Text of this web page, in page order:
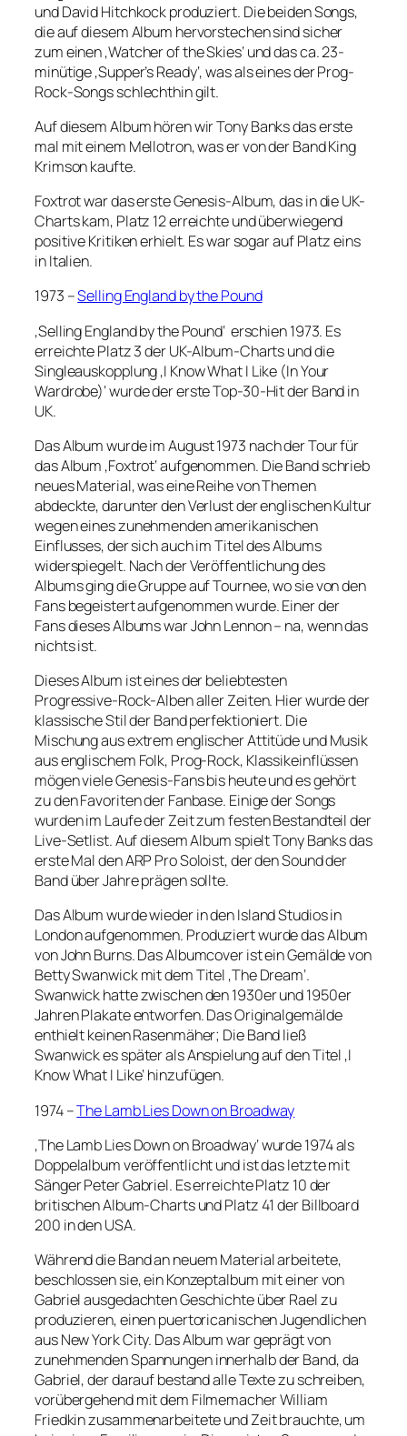
und David Hitchkock produziert. Die beiden Songs,
die auf diesem Album hervorstechen sind sicher
zum einen ‚Watcher of the Skies‘ und das ca. 23-
minütige ‚Supper’s Ready‘, was als eines der Prog-
Rock-Songs schlechthin gilt.
Auf diesem Album hören wir Tony Banks das erste
mal mit einem Mellotron, was er von der Band King
Krimson kaufte.
Foxtrot war das erste Genesis-Album, das in die UK-
Charts kam, Platz 12 erreichte und überwiegend
positive Kritiken erhielt. Es war sogar auf Platz eins
in Italien.
1973 –Selling England by the Pound
‚Selling England by the Pound‘ erschien 1973. Es
erreichte Platz 3 der UK-Album-Charts und die
Singleauskopplung ‚I Know What I Like (In Your
Wardrobe)‘ wurde der erste Top-30-Hit der Band in
UK.
Das Album wurde im August 1973 nach der Tour für
das Album ‚Foxtrot‘ aufgenommen. Die Band schrieb
neues Material, was eine Reihe von Themen
abdeckte, darunter den Verlust der englischen Kultur
wegen eines zunehmenden amerikanischen
Einflusses, der sich auch im Titel des Albums
widerspiegelt. Nach der Veröffentlichung des
Albums ging die Gruppe auf Tournee, wo sie von den
Fans begeistert aufgenommen wurde. Einer der
Fans dieses Albums war John Lennon – na, wenn das
nichts ist.
Dieses Album ist eines der beliebtesten
Progressive-Rock-Alben aller Zeiten. Hier wurde der
klassische Stil der Band perfektioniert. Die
Mischung aus extrem englischer Attitüde und Musik
aus englischem Folk, Prog-Rock, Klassikeinflüssen
mögen viele Genesis-Fans bis heute und es gehört
zu den Favoriten der Fanbase. Einige der Songs
wurden im Laufe der Zeit zum festen Bestandteil der
Live-Setlist. Auf diesem Album spielt Tony Banks das
erste Mal den ARP Pro Soloist, der den Sound der
Band über Jahre prägen sollte.
Das Album wurde wieder in den Island Studios in
London aufgenommen. Produziert wurde das Album
von John Burns. Das Albumcover ist ein Gemälde von
Betty Swanwick mit dem Titel ‚The Dream‘.
Swanwick hatte zwischen den 1930er und 1950er
Jahren Plakate entworfen. Das Originalgemälde
enthielt keinen Rasenmäher; Die Band ließ
Swanwick es später als Anspielung auf den Titel ‚I
Know What I Like‘ hinzufügen.
1974 –The Lamb Lies Down on Broadway
‚The Lamb Lies Down on Broadway‘ wurde 1974 als
Doppelalbum veröffentlicht und ist das letzte mit
Sänger Peter Gabriel. Es erreichte Platz 10 der
britischen Album-Charts und Platz 41 der Billboard
200 in den USA.
Während die Band an neuem Material arbeitete,
beschlossen sie, ein Konzeptalbum mit einer von
Gabriel ausgedachten Geschichte über Rael zu
produzieren, einen puertoricanischen Jugendlichen
aus New York City. Das Album war geprägt von
zunehmenden Spannungen innerhalb der Band, da
Gabriel, der darauf bestand alle Texte zu schreiben,
vorübergehend mit dem Filmemacher William
Friedkin zusammenarbeitete und Zeit brauchte, um